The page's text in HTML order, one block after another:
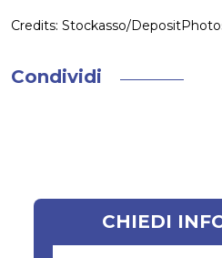
Credits: Stockasso/
Condividi
CHIEDI